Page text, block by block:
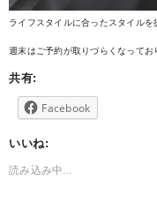
ライフスタイルに合ったスタイル
週末はご予約が取りづらくなって
共有:
Facebook
いいね:
読み込み中...